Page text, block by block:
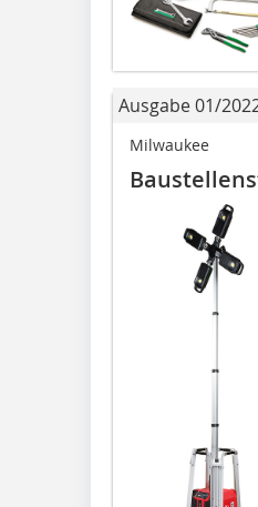
Ausgabe 01/
Milwaukee